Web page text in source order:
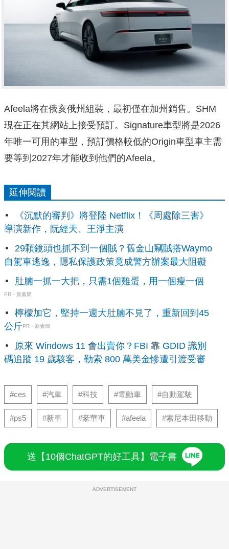
Afeela將在俄亥俄州組裝，最初僅在加州銷售。SHM
現在正在其網站上接受預訂。Signature車型將是2026
年唯一可用的車型，預訂價格較低的Origin車型車主需
要等到2027年才能收到他們的Afeela。
延伸閱讀
《沉默的審判》將登陸 Netflix！《周處除三害》
導演新作，阮經天、王淨主演
29顆鏡頭也抓不到一個賊？舊金山竊賊搭Waymo
自駕車逃逸，隱私保護政策竟成警方辦案最大阻礙
肚腩一抓一大把，只需1個雞蛋，用一個瘦一個
PR・新素簡
檸檬加它，堅持一週大肚腩不見了，重新回到45
公斤PR・新素簡
原來 Windows 11 會出賣你？FBI 靠 GDID 識別
碼追蹤 19 歲駭客，勒索 800 萬美金慘遭引渡受審
#ces #汽車 #科技 #電動車 #自動駕駛
#ps5 #新車 #豪華車 #afeela #索尼本田移動
送【10個ChatGPT的好工具】電子書
ADVERTISEMENT